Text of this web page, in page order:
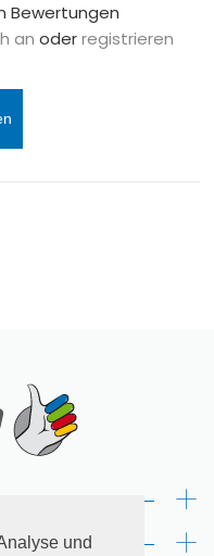
und
Bewertungen
an oderregistrieren
+
+